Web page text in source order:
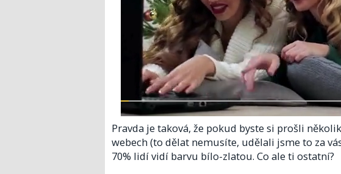
Pravda je taková, že pokud byste si prošli
webech (to dělat nemusíte, udělali jsme to za
70% lidí vidí barvu bílo-zlatou. Co ale ti ostatní?